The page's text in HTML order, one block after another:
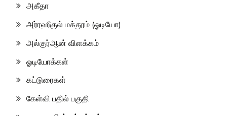
அகீதா
அர்ரஹீகுல் மக்தூம் (ஓடியோ)
அல்குர்ஆன் விளக்கம்
ஓடியோக்கள்
கட்டுரைகள்
கேள்வி பதில் பகுதி